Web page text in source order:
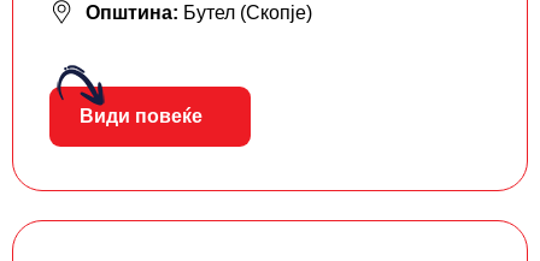
Општина: Бутел (Скопје)
Види повеќе